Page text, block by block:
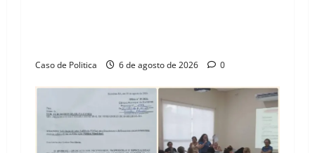
Caso de Politica 6 de agosto de 2026 0